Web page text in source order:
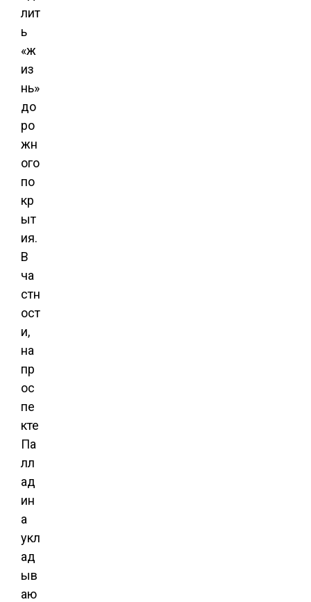
лит
ь
«ж
из
нь»
до
ро
жн
ого
по
кр
ыт
ия.
В
ча
стн
ост
и,
на
пр
ос
пе
кте
Па
лл
ад
ин
а
укл
ад
ыв
аю